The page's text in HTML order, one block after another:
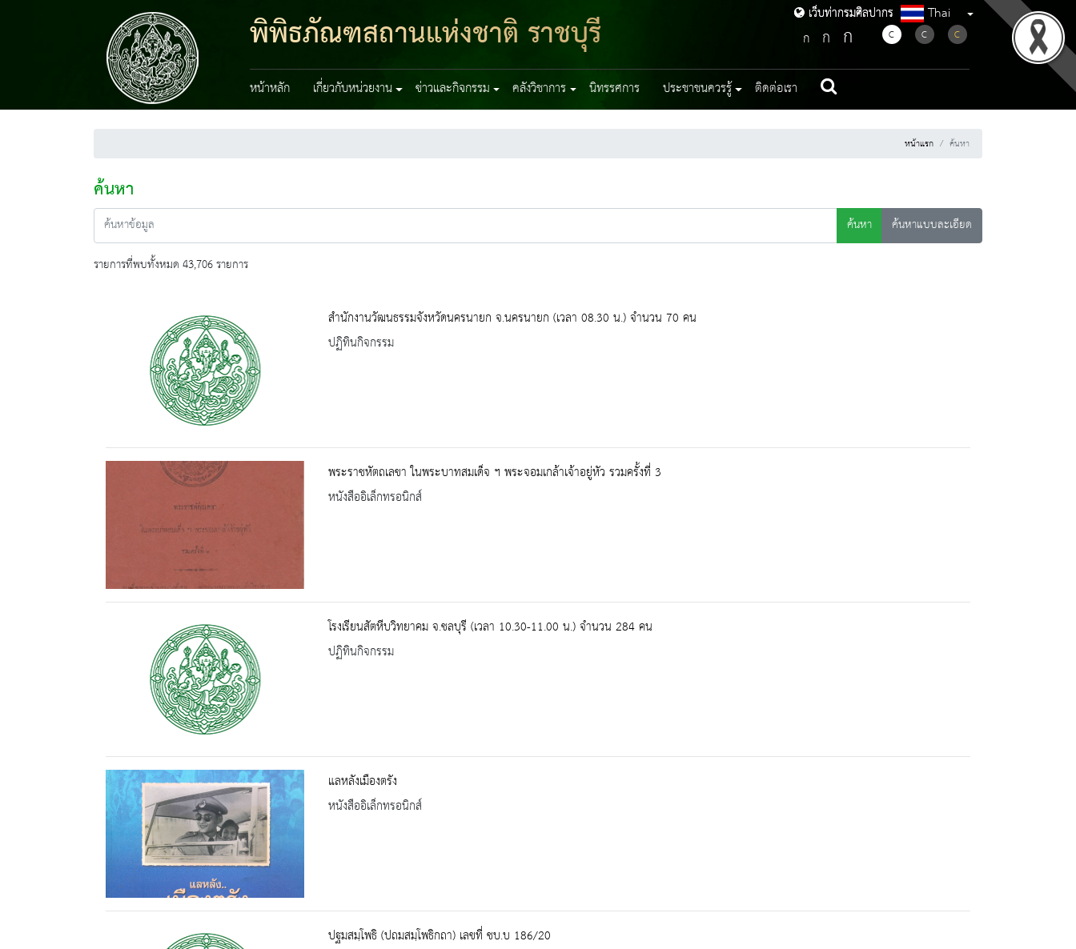
เว็บท่ากรมศิลปากร
พิพิธภัณฑสถานแห่งชาติ ราชบุรี เว็บท่ากรมศิลปากร Thai
ก ก ก C C C
หน้าหลัก เกี่ยวกับหน่วยงาน ข่าวและกิจกรรม คลังวิชาการ นิทรรศการ ประชาชนควรรู้ ติดต่อเรา
หน้าแรก ค้นหา
ค้นหา
ค้นหา
ค้นหาแบบละเอียด
รายการที่พบทั้งหมด 43,706 รายการ
สำนักงานวัฒนธรรมจังหวัดนครนายก จ.นครนายก (เวลา 08.30 น.) จำนวน 70 คน
ปฏิทินกิจกรรม
พระราชหัตถเลขา ในพระบาทสมเด็จ ฯ พระจอมเกล้าเจ้าอยู่หัว รวมครั้งที่ 3
หนังสืออิเล็กทรอนิกส์
โรงเรียนสัตหีบวิทยาคม จ.ชลบุรี (เวลา 10.30-11.00 น.) จำนวน 284 คน
ปฏิทินกิจกรรม
แลหลังเมืองตรัง
หนังสืออิเล็กทรอนิกส์
ปฐมสมฺโพธิ (ปถมสมฺโพธิกถา) เลขที่ ชบ.บ 186/20